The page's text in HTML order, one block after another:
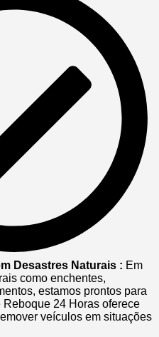
Desastres Naturais : Em
como enchentes,
estamos prontos para
24 Horas oferece
veículos em situações